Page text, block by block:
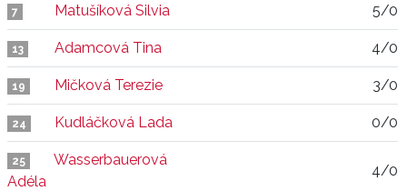
7 Matušíková Silvia 5/0
13 Adamcová Tina 4/0
19 Mičková Terezie 3/0
24 Kudláčková Lada 0/0
25
Wasserbauerová
Adéla
4/0